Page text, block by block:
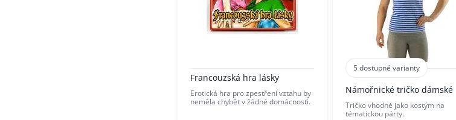
Francouzská hra lásky
Erotická hra pro zpestření vztahu by
neměla chybět v žádné domácnosti.
5 dostupné varianty
Námořnické tričko dámské
Tričko vhodné jako kostým na
tématickou párty.